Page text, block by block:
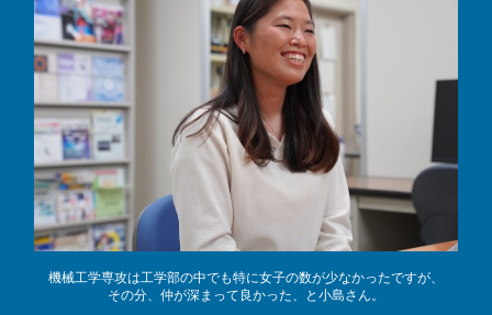
機械工学専攻は工学部の中でも特に女子の数が少なかったですが、
その分、仲が深まって良かった、と小島さん。